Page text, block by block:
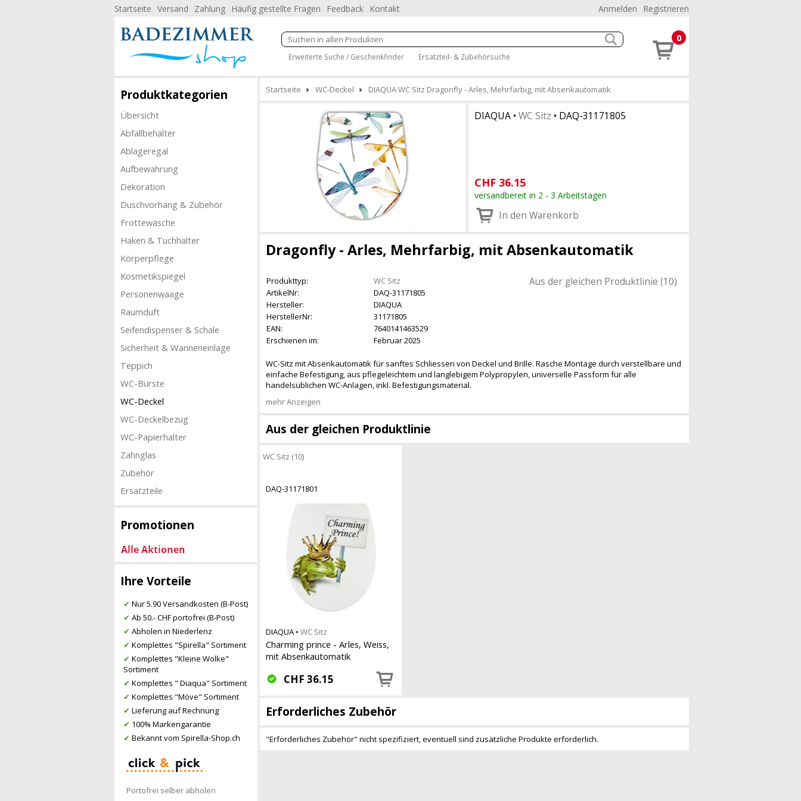
Startseite Versand Zahlung Häufig gestellte Fragen Feedback Kontakt Anmelden Registrieren
Erweiterte Suche / Geschenkfinder Ersatzteil- & Zubehörsuche
0
Produktkategorien
Übersicht
Abfallbehälter
Ablageregal
Aufbewahrung
Dekoration
Duschvorhang & Zubehör
Frottewäsche
Haken & Tuchhalter
Körperpflege
Kosmetikspiegel
Personenwaage
Raumduft
Seifendispenser & Schale
Sicherheit & Wanneneinlage
Teppich
WC-Bürste
WC-Deckel
WC-Deckelbezug
WC-Papierhalter
Zahnglas
Zubehör
Ersatzteile
Promotionen
Ihre Vorteile
✔ Nur 5.90 Versandkosten (B-Post)
✔ Ab 50.- CHF portofrei (B-Post)
✔ Abholen in Niederlenz
✔ Komplettes "Spirella" Sortiment
✔ Komplettes "Kleine Wolke"
Sortiment
✔ Komplettes " Diaqua" Sortiment
✔ Komplettes "Möve" Sortiment
✔ Lieferung auf Rechnung
✔ 100% Markengarantie
✔ Bekannt vom Spirella-Shop.ch
Portofrei selber abholen
Startseite WC-Deckel DIAQUA WC Sitz Dragonfly - Arles, Mehrfarbig, mit Absenkautomatik
DIAQUA• WC Sitz • DAQ-31171805
CHF 36.15
versandbereit in 2 - 3 Arbeitstagen
In den Warenkorb
Dragonfly - Arles, Mehrfarbig, mit Absenkautomatik
Produkttyp:
WC Sitz
ArtikelNr:
DAQ-31171805
Hersteller:
DIAQUA
HerstellerNr:
31171805
EAN:
7640141463529
Erschienen im:
Februar 2025
Aus der gleichen Produktlinie (10)
WC-Sitz mit Absenkautomatik für sanftes Schliessen von Deckel und Brille. Rasche Montage durch verstellbare und
einfache Befestigung, aus pflegeleichtem und langlebigem Polypropylen, universelle Passform für alle
handelsüblichen WC-Anlagen, inkl. Befestigungsmaterial.
mehr Anzeigen
Aus der gleichen Produktlinie
WC Sitz (10)
DAQ-31171801
DIAQUA • WC Sitz
Charming prince - Arles, Weiss,
mit Absenkautomatik
CHF 36.15
Erforderliches Zubehör
"Erforderliches Zubehör" nicht spezifiziert, eventuell sind zusätzliche Produkte erforderlich.